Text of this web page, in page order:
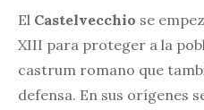
El Castelvecchio se
XIII para proteger a la
castrum romano que
defensa. En sus orígenes